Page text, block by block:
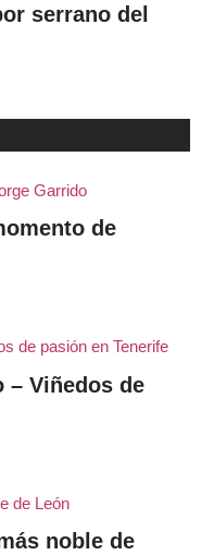
serrano del
de
– Viñedos de
noble de